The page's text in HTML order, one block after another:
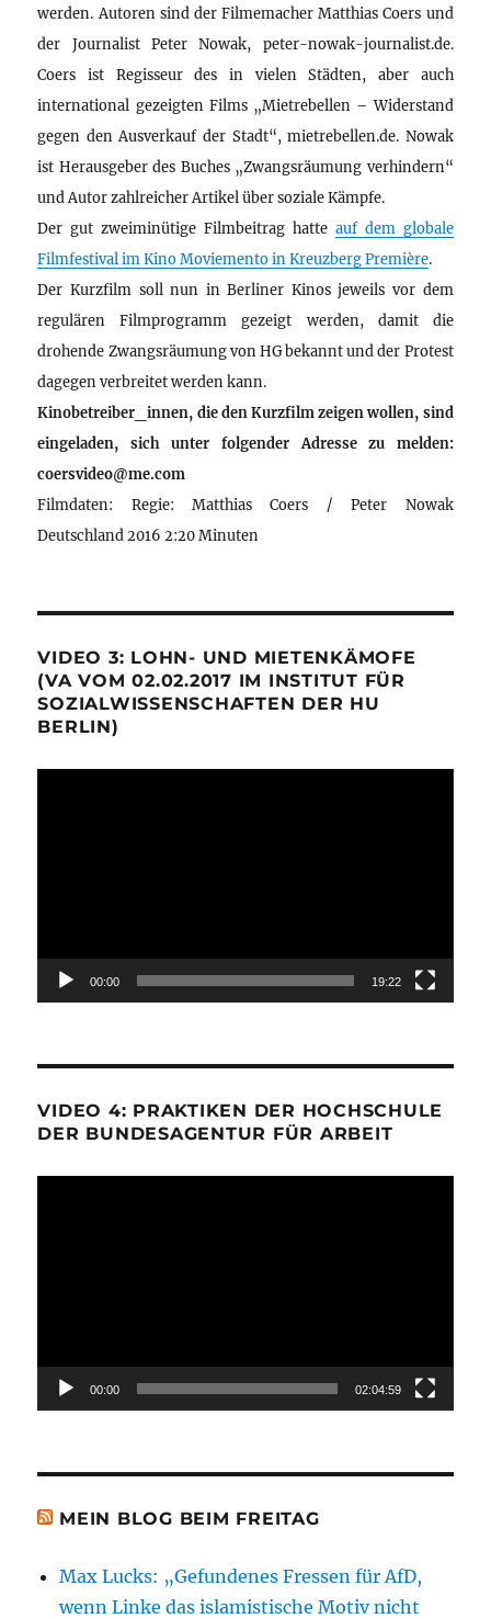
werden. Autoren sind der Filmemacher Matthias Coers und
der Journalist Peter Nowak, peter-nowak-journalist.de.
Coers ist Regisseur des in vielen Städten, aber auch
international gezeigten Films „Mietrebellen – Widerstand
gegen den Ausverkauf der Stadt“, mietrebellen.de. Nowak
ist Herausgeber des Buches „Zwangsräumung verhindern“
und Autor zahlreicher Artikel über soziale Kämpfe.
Der gut zweiminütige Filmbeitrag hatte auf dem globale
Filmfestival im Kino Moviemento in Kreuzberg Première.
Der Kurzfilm soll nun in Berliner Kinos jeweils vor dem
regulären Filmprogramm gezeigt werden, damit die
drohende Zwangsräumung von HG bekannt und der Protest
dagegen verbreitet werden kann.
Kinobetreiber_innen, die den Kurzfilm zeigen wollen, sind
eingeladen, sich unter folgender Adresse zu melden:
coersvideo@me.com
Filmdaten: Regie: Matthias Coers / Peter Nowak
Deutschland 2016 2:20 Minuten
VIDEO 3: LOHN- UND MIETENKÄMOFE
(VA VOM 02.02.2017 IM INSTITUT FÜR
SOZIALWISSENSCHAFTEN DER HU
BERLIN)
00:00 19:22
VIDEO 4: PRAKTIKEN DER HOCHSCHULE
DER BUNDESAGENTUR FÜR ARBEIT
00:00 02:04:59
MEIN BLOG BEIM FREITAG
Max Lucks: „Gefundenes Fressen für AfD,
wenn Linke das islamistische Motiv nicht